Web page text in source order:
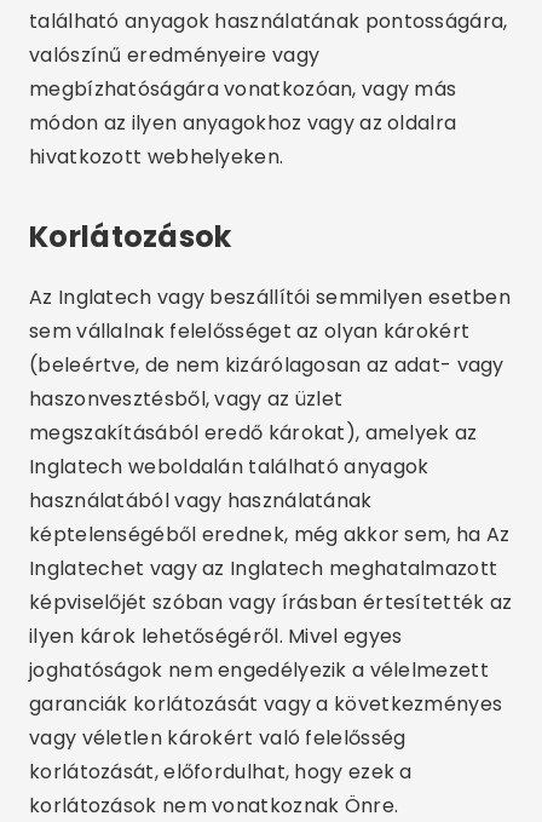
található anyagok használatának pontosságára,
valószínű eredményeire vagy
megbízhatóságára vonatkozóan, vagy más
módon az ilyen anyagokhoz vagy az oldalra
hivatkozott webhelyeken.
Korlátozások
Az Inglatech vagy beszállítói semmilyen esetben
sem vállalnak felelősséget az olyan károkért
(beleértve, de nem kizárólagosan az adat- vagy
haszonvesztésből, vagy az üzlet
megszakításából eredő károkat), amelyek az
Inglatech weboldalán található anyagok
használatából vagy használatának
képtelenségéből erednek, még akkor sem, ha Az
Inglatechet vagy az Inglatech meghatalmazott
képviselőjét szóban vagy írásban értesítették az
ilyen károk lehetőségéről. Mivel egyes
joghatóságok nem engedélyezik a vélelmezett
garanciák korlátozását vagy a következményes
vagy véletlen károkért való felelősség
korlátozását, előfordulhat, hogy ezek a
korlátozások nem vonatkoznak Önre.